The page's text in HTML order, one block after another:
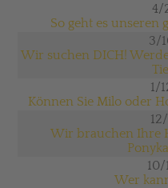
4/
So geht es unseren
3/
Wir suchen DICH!
1/
Können Sie Milo oder
Wir brauchen Ihre
10/
Wer